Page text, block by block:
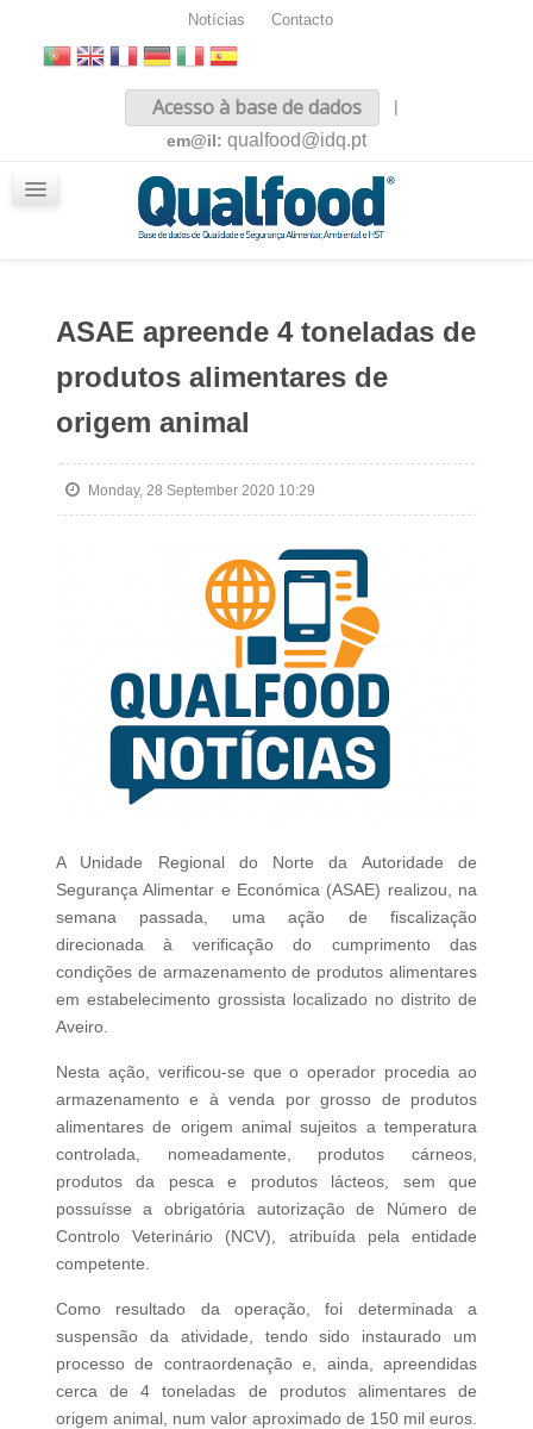
Notícias Contacto
Acesso à base de dados
|
em@il: qualfood@idq.pt
ASAE apreende 4 toneladas de
produtos alimentares de
origem animal
Monday, 28 September 2020 10:29
A Unidade Regional do Norte da Autoridade de
Segurança Alimentar e Económica (ASAE) realizou, na
semana passada, uma ação de fiscalização
direcionada à verificação do cumprimento das
condições de armazenamento de produtos alimentares
em estabelecimento grossista localizado no distrito de
Aveiro.
Nesta ação, verificou-se que o operador procedia ao
armazenamento e à venda por grosso de produtos
alimentares de origem animal sujeitos a temperatura
controlada, nomeadamente, produtos cárneos,
produtos da pesca e produtos lácteos, sem que
possuísse a obrigatória autorização de Número de
Controlo Veterinário (NCV), atribuída pela entidade
competente.
Como resultado da operação, foi determinada a
suspensão da atividade, tendo sido instaurado um
processo de contraordenação e, ainda, apreendidas
cerca de 4 toneladas de produtos alimentares de
origem animal, num valor aproximado de 150 mil euros.